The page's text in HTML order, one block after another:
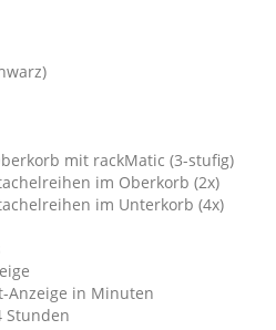
mit rackMatic (3-stufig)
im Oberkorb (2x)
im Unterkorb (4x)
Anzeige in Minuten
Stunden